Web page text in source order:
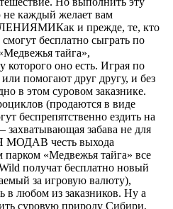
не каждый желает вам
и прежде, те, кто
бесплатно сыграть по
тайга»,
которого оно есть. Играя по
помогают друг другу, и без
в этом суровом заказнике.
(продаются в виде
беспрепятственно ездить на
забава не для
честь выхода
«Медвежья тайга» все
получат бесплатно новый
за игровую валюту),
в любом из заказников. Ну а
суровую природу Сибири,